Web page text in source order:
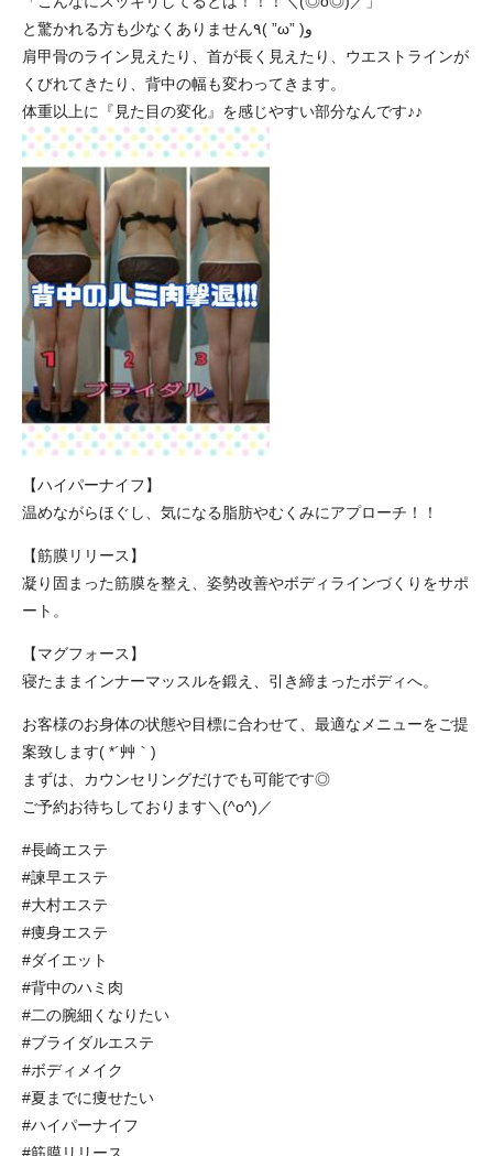
と驚かれる方も少なくありません٩( ”ω” )و
肩甲骨のライン見えたり、首が長く見えたり、ウエストラインが
くびれてきたり、背中の幅も変わってきます。
体重以上に『見た目の変化』を感じやすい部分なんです♪♪
【ハイパーナイフ】
温めながらほぐし、気になる脂肪やむくみにアプローチ！！
【筋膜リリース】
凝り固まった筋膜を整え、姿勢改善やボディラインづくりをサポ
ート。
【マグフォース】
寝たままインナーマッスルを鍛え、引き締まったボディへ。
お客様のお身体の状態や目標に合わせて、最適なメニューをご提
案致します( *´艸｀)
まずは、カウンセリングだけでも可能です◎
ご予約お待ちしております＼(^o^)／
#長崎エステ
#諫早エステ
#大村エステ
#痩身エステ
#ダイエット
#背中のハミ肉
#二の腕細くなりたい
#ブライダルエステ
#ボディメイク
#夏までに痩せたい
#ハイパーナイフ